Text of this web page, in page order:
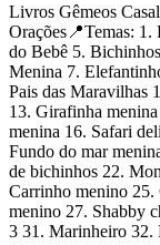
Livros Gêmeos
Orações📍Temas:
do Bebê 5.
Menina 7.
Pais das Maravilhas
13. Girafinha
menina 16. Safari
Fundo do mar
de bichinhos 22.
Carrinho menino 25.
menino 27. Shabby
3 31. Marinheiro 32.